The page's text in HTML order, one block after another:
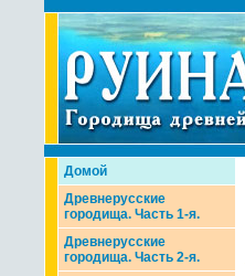
Домой
Древнерусские
городища. Часть 1-я.
Древнерусские
городища. Часть 2-я.